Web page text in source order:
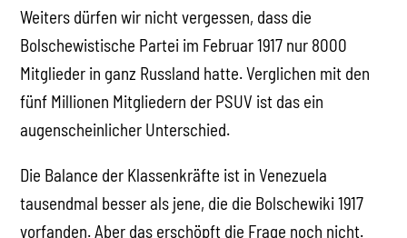
Weiters dürfen wir nicht vergessen, dass die
Bolschewistische Partei im Februar 1917 nur 8000
Mitglieder in ganz Russland hatte. Verglichen mit den
fünf Millionen Mitgliedern der PSUV ist das ein
augenscheinlicher Unterschied.
Die Balance der Klassenkräfte ist in Venezuela
tausendmal besser als jene, die die Bolschewiki 1917
vorfanden. Aber das erschöpft die Frage noch nicht.